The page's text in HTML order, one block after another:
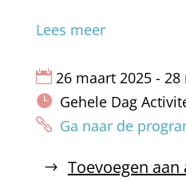
Lees meer
26 maart 2025 -
Gehele Dag
Ga naar de
Toevoegen aan